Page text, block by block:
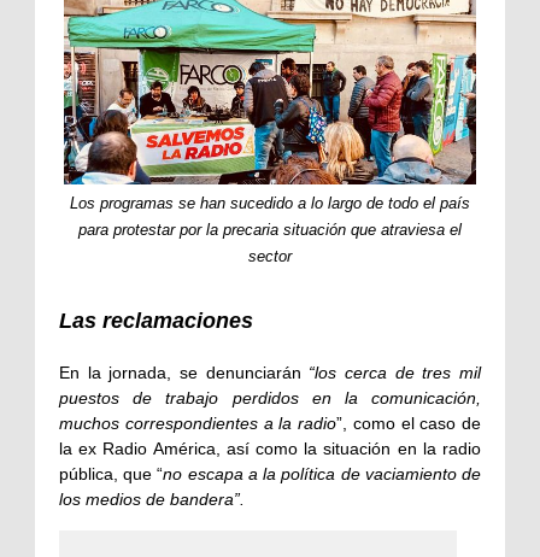
Los programas se han sucedido a lo largo de todo el país
para protestar por la precaria situación que atraviesa el
sector
Las reclamaciones
En la jornada, se denunciarán “los cerca de tres mil
puestos de trabajo perdidos en la comunicación,
muchos correspondientes a la radio”, como el caso de
la ex Radio América, así como la situación en la radio
pública, que “no escapa a la política de vaciamiento de
los medios de bandera”.